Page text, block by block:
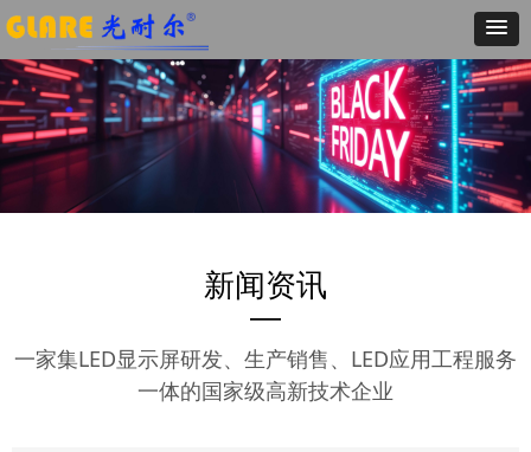
新闻资讯
—
一家集LED显示屏研发、生产销售、LED应用工程服务
一体的国家级高新技术企业